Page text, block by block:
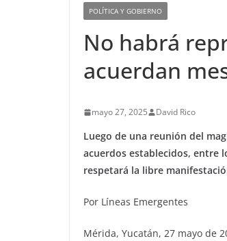
POLÍTICA Y GOBIERNO
No habrá
acuerdan
mayo 27, 2025 David Rico
Luego de una reunión del
acuerdos establecidos, entre
respetará la libre
Por Líneas Emergentes
Mérida, Yucatán, 27 mayo de